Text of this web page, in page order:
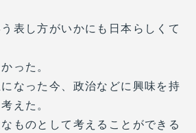
表し方がいかにも日本らしくて
った。
になった今、政治などに興味を持
えた。
ものとして考えることができる